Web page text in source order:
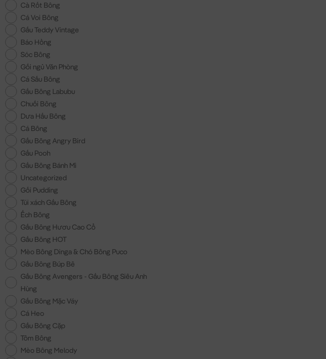
Cà Rốt Bông
Cá Voi Bông
Gấu Teddy Vintage
Báo Hồng
Sóc Bông
Gối ngủ Văn Phòng
Cá Sấu Bông
Gấu Bông Labubu
Chuối Bông
Dưa Hấu Bông
Cá Bông
Gấu Bông Angry Bird
Gấu Pooh
Gấu Bông Bánh Mì
Uncategorized
Gối Pudding
Túi xách Gấu Bông
Ếch Bông
Gấu Bông Hươu Cao Cổ
Gấu Bông HOT
Mèo Bông Dinga & Chó Bông Puco
Gấu Bông Búp Bê
Gấu Bông Avengers - Gấu Bông Siêu Anh
Hùng
Gấu Bông Mặc Váy
Cá Heo
Gấu Bông Cặp
Tôm Bông
Mèo Bông Melody